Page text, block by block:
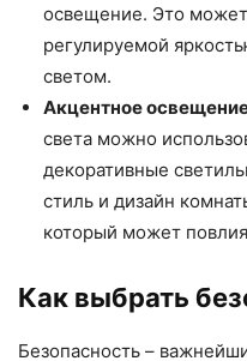
освещение. Это
регулируемой
светом.
Акцентное
света можно
декоративные
стиль и дизайн
который может
Как выбрать
Безопасность –